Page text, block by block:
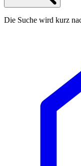
Die Suche wird kurz